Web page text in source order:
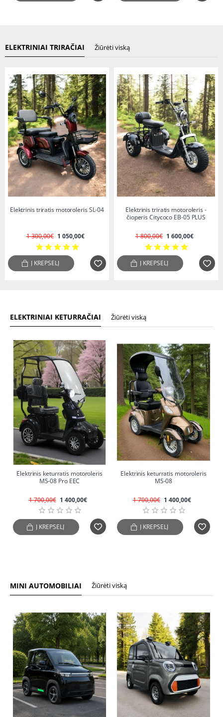
ELEKTRINIAI TRIRAČIAI Žiūrėti viską
-19%
Elektrinis triratis motoroleris SL-04
1 050,00€
1 300,00€
Į KREPŠELĮ
-11%
Elektrinis triratis motoroleris -
čioperis Citycoco EB-05 PLUS
1 600,00€
1 800,00€
Į KREPŠELĮ
ELEKTRINIAI KETURRAČIAI Žiūrėti viską
-18%
Elektrinis keturratis motoroleris
MS-08 Pro EEC
1 400,00€
1 700,00€
Į KREPŠELĮ
-18%
Elektrinis keturratis motoroleris
MS-08
1 400,00€
1 700,00€
Į KREPŠELĮ
MINI AUTOMOBILIAI Žiūrėti viską